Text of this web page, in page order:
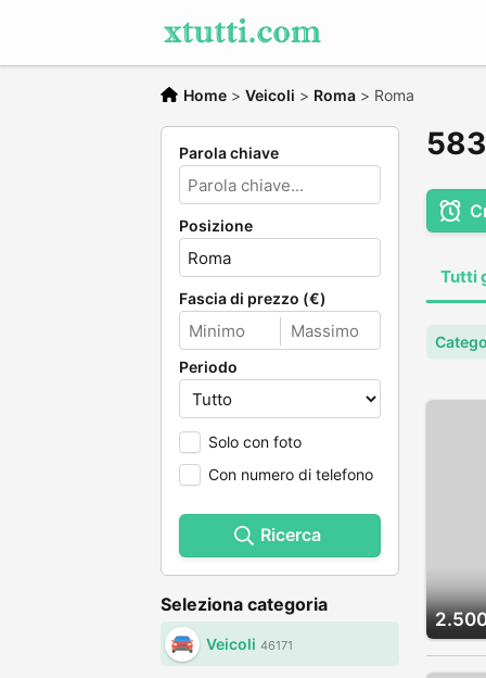
Home > Veicoli > Roma > Roma
Parola chiave
Posizione
Fascia di prezzo (€)
Periodo
Solo con foto
Con numero di telefono
Ricerca
Seleziona categoria
Veicoli 46171
Tutti